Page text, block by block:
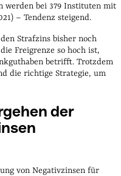
werden bei 379 Instituten mit
– Tendenz steigend.
Strafzins bisher noch
Freigrenze so hoch ist,
betrifft. Trotzdem
die richtige Strategie, um
der
von Negativzinsen für